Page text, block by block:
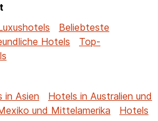
Beliebteste
Hotels
Top-
in Asien
Hotels in Australien und
und Mittelamerika
Hotels